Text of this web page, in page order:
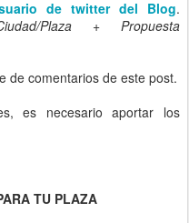
de twitter del Blog.
Plaza + Propuesta
de comentarios de este post.
es necesario aportar los
TU PLAZA